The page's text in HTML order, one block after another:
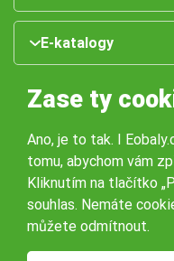
E-katalogy
Naše pobočky:
Obchodní podmínky
Zase ty
Ano, je to tak. I
tomu, abychom vám
Kliknutím na tlačítko
souhlas. Nemáte
můžete odmítnout.